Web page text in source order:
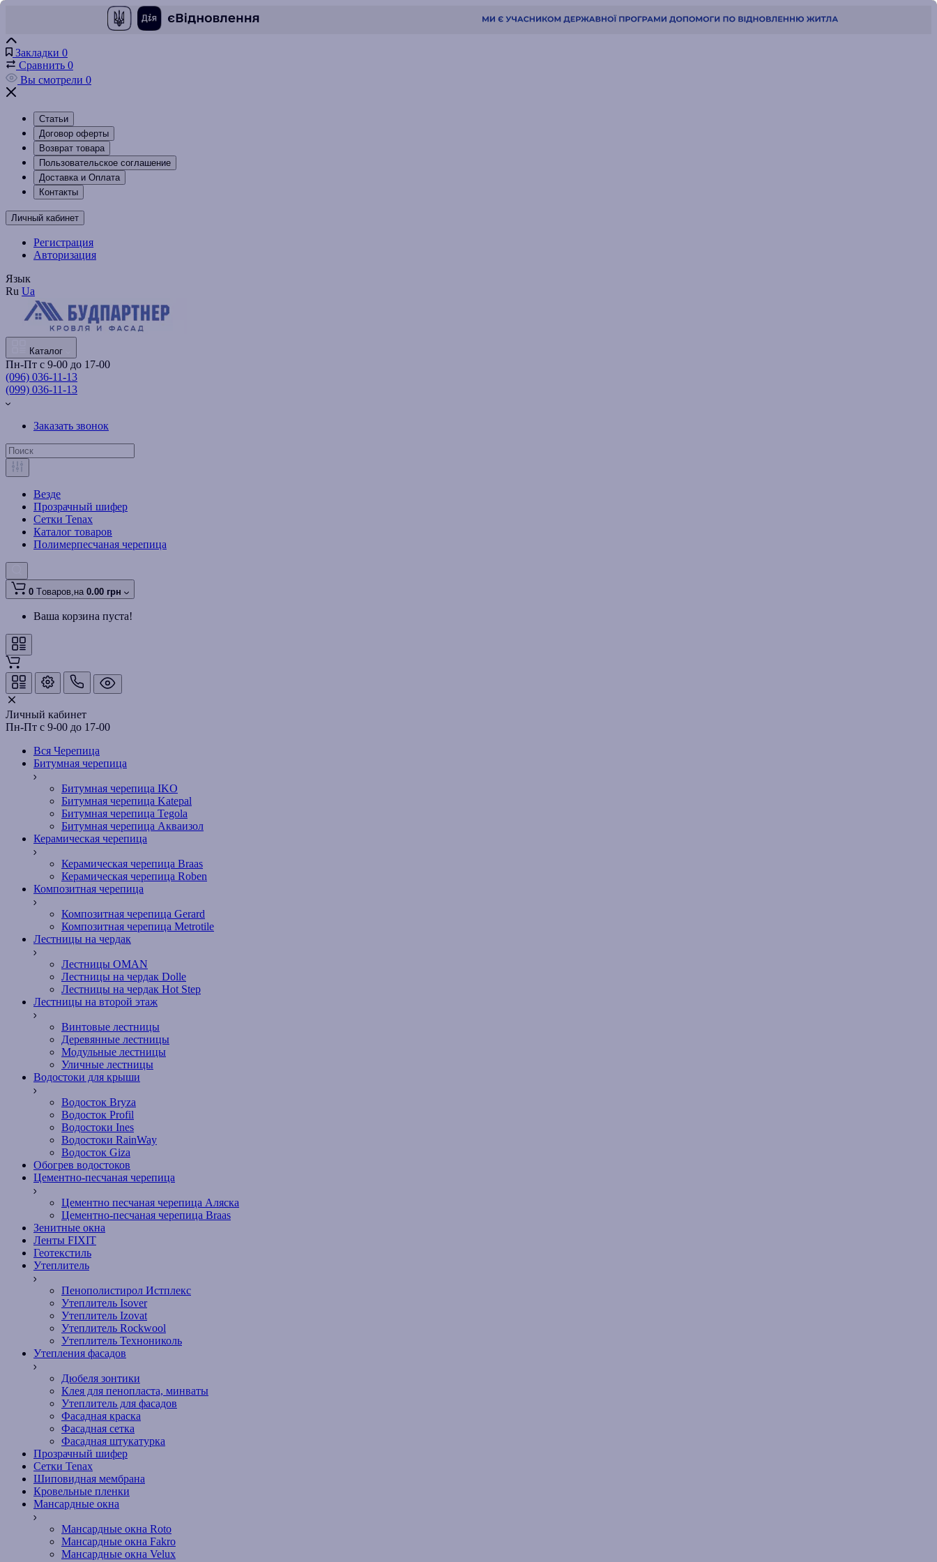
Закладки 0
Сравнить 0
Вы смотрели 0
Статьи
Договор оферты
Возврат товара
Пользовательское соглашение
Доставка и Оплата
Контакты
Личный кабинет
Регистрация
Авторизация
Язык
Ru Ua
Каталог
Пн-Пт с 9-00 до 17-00
(096) 036-11-13
(099) 036-11-13
Заказать звонок
Везде
Прозрачный шифер
Сетки Tenax
Каталог товаров
Полимерпесчаная черепица
0 Tоваров,на 0.00 грн
Ваша корзина пуста!
Личный кабинет
Пн-Пт с 9-00 до 17-00
Вся Черепица
Битумная черепица
Битумная черепица IKO
Битумная черепица Katepal
Битумная черепица Tegola
Битумная черепица Акваизол
Керамическая черепица
Керамическая черепица Braas
Керамическая черепица Roben
Композитная черепица
Композитная черепица Gerard
Композитная черепица Metrotile
Лестницы на чердак
Лестницы OMAN
Лестницы на чердак Dolle
Лестницы на чердак Hot Step
Лестницы на второй этаж
Винтовые лестницы
Деревянные лестницы
Модульные лестницы
Уличные лестницы
Водостоки для крыши
Водосток Bryza
Водосток Profil
Водостоки Ines
Водостоки RainWay
Водосток Giza
Обогрев водостоков
Цементно-песчаная черепица
Цементно песчаная черепица Аляска
Цементно-песчаная черепица Braas
Зенитные окна
Ленты FIXIT
Геотекстиль
Утеплитель
Пенополистирол Истплекс
Утеплитель Isover
Утеплитель Izovat
Утеплитель Rockwool
Утеплитель Технониколь
Утепления фасадов
Дюбеля зонтики
Клея для пенопласта, минваты
Утеплитель для фасадов
Фасадная краска
Фасадная сетка
Фасадная штукатурка
Прозрачный шифер
Сетки Tenax
Шиповидная мембрана
Кровельные пленки
Мансардные окна
Мансардные окна Roto
Мансардные окна Fakro
Мансардные окна Velux